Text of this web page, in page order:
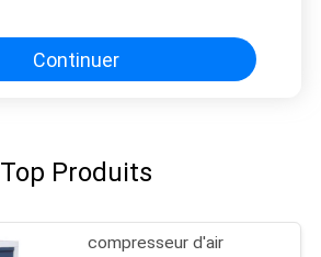
Continuer
Top Produits
compresseur d'air